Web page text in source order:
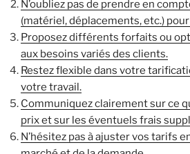
N’oubliez pas de prendre en
(matériel, déplacements, etc.)
Proposez différents forfaits ou
aux besoins variés des clients.
Restez flexible dans votre
votre travail.
Communiquez clairement sur ce
prix et sur les éventuels frais
N’hésitez pas à ajuster vos tarifs